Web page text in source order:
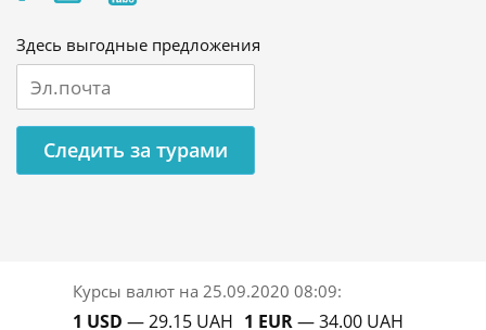
Здесь выгодные предложения
Следить за турами
Курсы валют на 25.09.2020 08:09:
1 USD — 29.15 UAH 1 EUR— 34.00 UAH